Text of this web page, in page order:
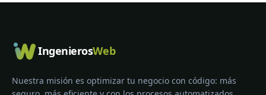
IngenierosWeb
Nuestra misión es optimizar tu negocio con código: más